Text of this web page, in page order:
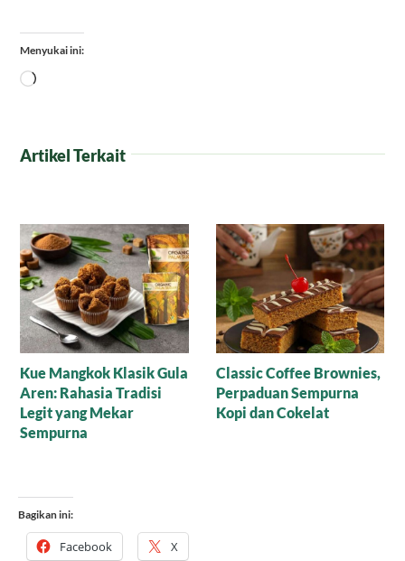
Menyukai ini:
Memuat...
Artikel Terkait
Resep Nagasari Tape,
Peluang Bisnis
Menggiurkan!
Mana yang Lebih Bagus
untuk Baking: Gula Aren
Cair Organik atau Versi
Bagikan ini:
Facebook X